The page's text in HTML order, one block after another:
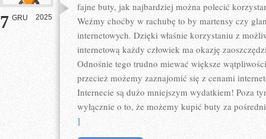
7 GRU 2025
fajne buty, jak najbardziej można polecić
Weźmy choćby w rachubę to by martensy czy
internetowych. Dzięki właśnie korzystaniu z
internetową każdy człowiek ma okazję
Odnośnie tego trudno miewać większe
przecież możemy zaznajomić się z cenami
Internecie są dużo mniejszym wydatkiem! Poza
wyłącznie o to, że możemy kupić buty za
]